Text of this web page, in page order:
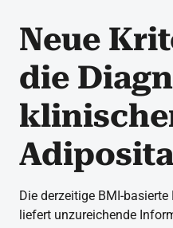
Neue
die
Die derzeitige BMI-
liefert unzureichende